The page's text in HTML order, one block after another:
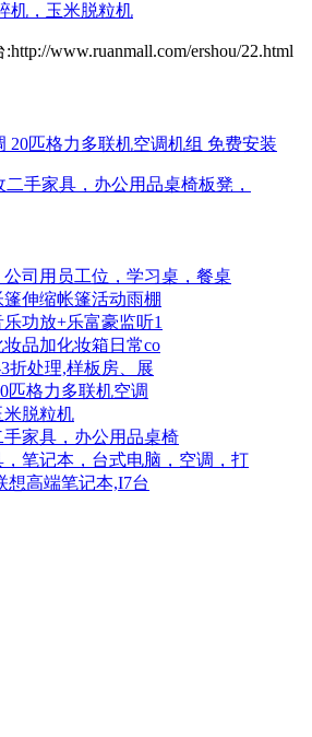
机，玉米脱粒机
www.ruanmall.com/ershou/22.html
20匹格力多联机空调机组 免费安装
手家具，办公用品桌椅板凳，
司用员工位，学习桌，餐桌
伸缩帐篷活动雨棚
功放+乐富豪监听1
品加化妆箱日常co
折处理,样板房、展
匹格力多联机空调
米脱粒机
家具，办公用品桌椅
笔记本，台式电脑，空调，打
想高端笔记本,I7台